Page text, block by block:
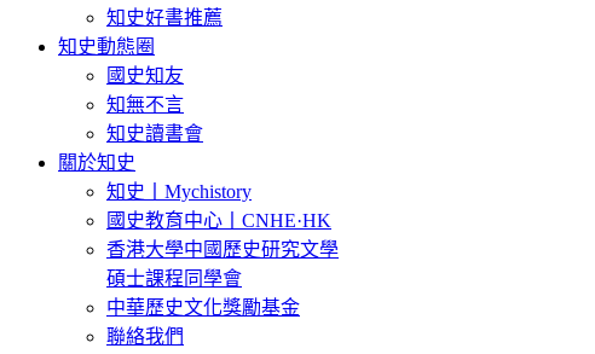
知史好書推薦
知史動態圈
國史知友
知無不言
知史讀書會
關於知史
知史丨Mychistory
國史教育中心丨CNHE·HK
香港大學中國歷史研究文學
碩士課程同學會
中華歷史文化獎勵基金
聯絡我們